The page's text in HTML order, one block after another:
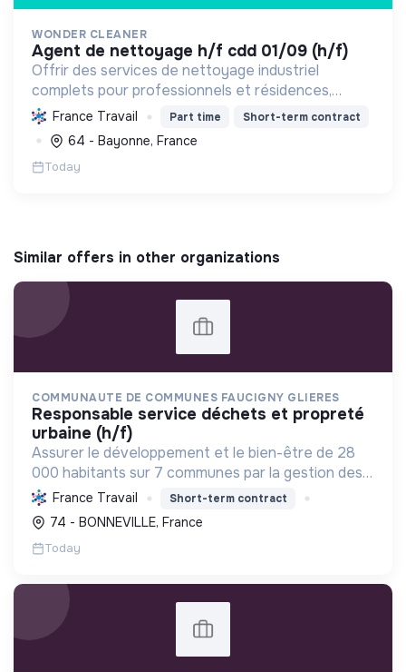
WONDER CLEANER
agent de nettoyage h/f cdd 01/09 (h/f)
Offrir des services de nettoyage industriel
complets pour professionnels et résidences,
garantissant propreté et entretien des sites.
France Travail Part time Short-term contract
64 - Bayonne, France
Today
Similar offers in other organizations
COMMUNAUTE DE COMMUNES FAUCIGNY GLIERES
responsable service déchets et propreté
urbaine (h/f)
Assurer le développement et le bien-être de 28
000 habitants sur 7 communes par la gestion des
services publics, l'économie, l'environnement et la
cohésion sociale, en favorisant les transitions
écolo...
France Travail Short-term contract
74 - BONNEVILLE, France
Today